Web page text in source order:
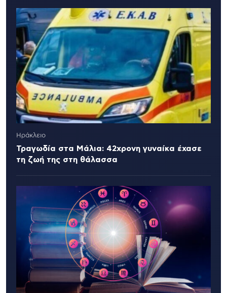
Ηράκλειο
Τραγωδία στα Μάλια: 42χρονη γυναίκα έχασε
τη ζωή της στη θάλασσα